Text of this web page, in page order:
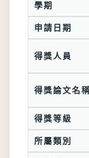
學期
申請日期
得獎人員
得獎論文名
得獎等級
所屬類別